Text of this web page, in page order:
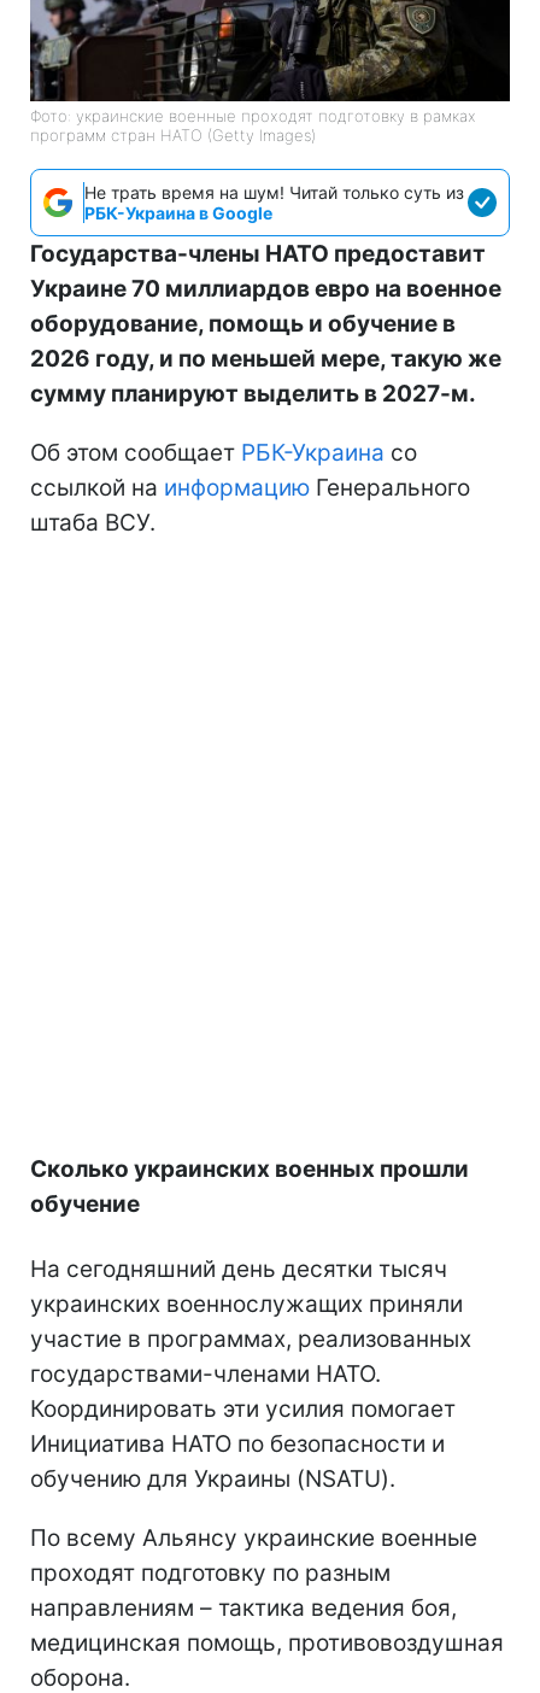
Фото: украинские военные проходят подготовку в рамках
программ стран НАТО (Getty Images)
Не трать время на шум! Читай только суть из
РБК-Украина в Google
Государства-члены НАТО предоставит
Украине 70 миллиардов евро на военное
оборудование, помощь и обучение в
2026 году, и по меньшей мере, такую же
сумму планируют выделить в 2027-м.
Об этом сообщает РБК-Украина со
ссылкой на информацию Генерального
штаба ВСУ.
Сколько украинских военных прошли
обучение
На сегодняшний день десятки тысяч
украинских военнослужащих приняли
участие в программах, реализованных
государствами-членами НАТО.
Координировать эти усилия помогает
Инициатива НАТО по безопасности и
обучению для Украины (NSATU).
По всему Альянсу украинские военные
проходят подготовку по разным
направлениям – тактика ведения боя,
медицинская помощь, противовоздушная
оборона.